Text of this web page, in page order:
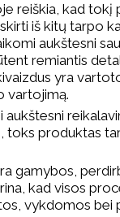
reiškia, kad
iš kitų tarpo
aukštesni
remiantis
yra
vartojimą.
toks produktas
gamybos,
kad visos
vykdomos bei